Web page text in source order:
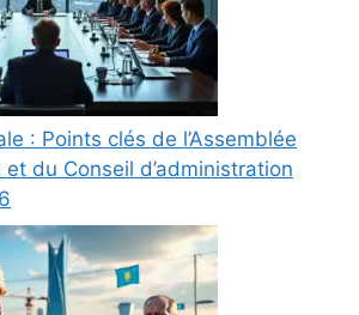
: Points clés de l’Assemblée
du Conseil d’administration